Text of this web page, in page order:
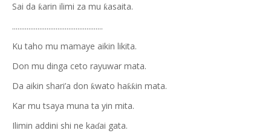
Sai da ƙarin ilimi za mu ƙasaita.
..................................................
Ku taho mu mamaye aikin likita.
Don mu dinga ceto rayuwar mata.
Da aikin shari’a don ƙwato haƙƙin mata.
Kar mu tsaya muna ta yin mita.
Ilimin addini shi ne kaɗai gata.